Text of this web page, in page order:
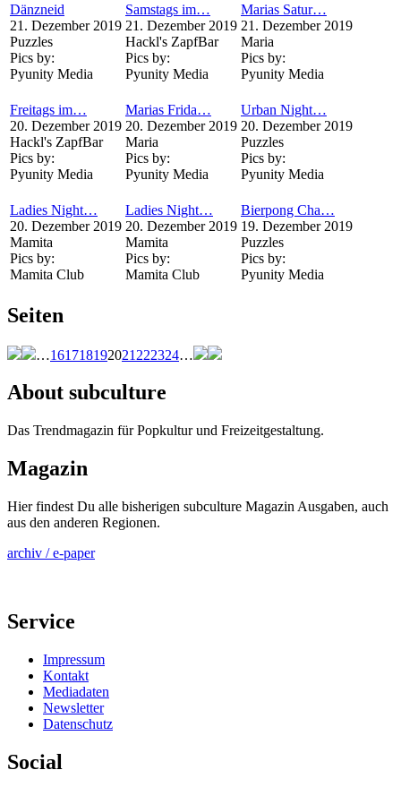
Dänzneid
21. Dezember 2019
Puzzles
Pics by:
Pyunity Media
Samstags im…
21. Dezember 2019
Hackl's ZapfBar
Pics by:
Pyunity Media
Marias Satur…
21. Dezember 2019
Maria
Pics by:
Pyunity Media
Freitags im…
20. Dezember 2019
Hackl's ZapfBar
Pics by:
Pyunity Media
Marias Frida…
20. Dezember 2019
Maria
Pics by:
Pyunity Media
Urban Night…
20. Dezember 2019
Puzzles
Pics by:
Pyunity Media
Ladies Night…
20. Dezember 2019
Mamita
Pics by:
Mamita Club
Ladies Night…
20. Dezember 2019
Mamita
Pics by:
Mamita Club
Bierpong Cha…
19. Dezember 2019
Puzzles
Pics by:
Pyunity Media
Seiten
…161718192021 222324…
About subculture
Das Trendmagazin für Popkultur und Freizeitgestaltung.
Magazin
Hier findest Du alle bisherigen subculture Magazin Ausgaben, auch
aus den anderen Regionen.
archiv / e-paper
Service
Impressum
Kontakt
Mediadaten
Newsletter
Datenschutz
Social